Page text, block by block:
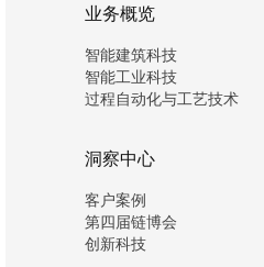
业务概览
智能建筑科技
智能工业科技
过程自动化与工艺技术
洞察中心
客户案例
第四届链博会
创新科技